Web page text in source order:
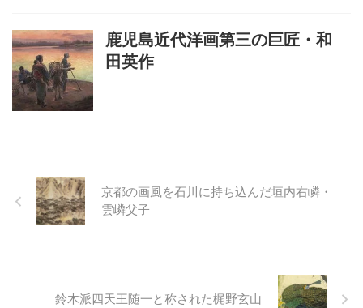
鹿児島近代洋画第三の巨匠・和
田英作
京都の画風を石川に持ち込んだ垣内右嶙・
雲嶙父子
鈴木派四天王随一と称された梶野玄山